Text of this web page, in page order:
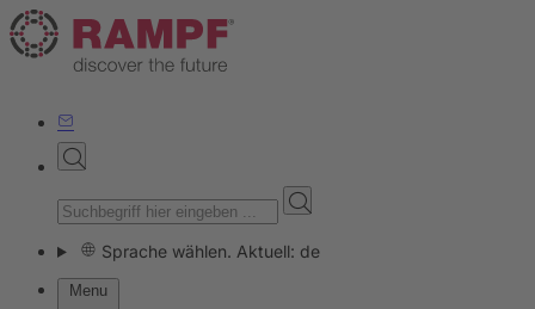
Sprache wählen. Aktuell: de
Menu